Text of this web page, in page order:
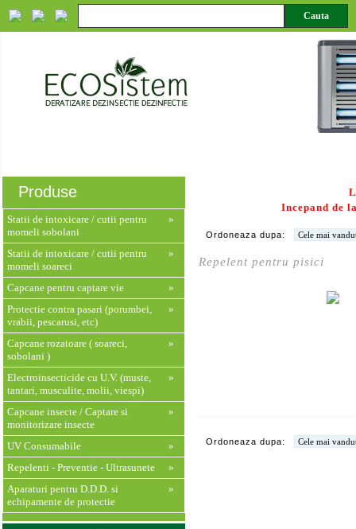
Produse
Statii de intoxicare / cutii pentru
momeli sobolani
»
Statii de intoxicare / cutii pentru
momeli soareci
»
Capcane pentru captare vie
»
Protectie contra pasari (porumbei,
vrabii, pescarusi, etc)
»
Capcane rozatoare ( soareci,
sobolani )
»
Electroinsecticide cu U.V. (muste,
tantari, musculite, molii, viespi)
»
Capcane insecte / Captare si
monitorizare insecte
»
UV Consumabile
»
Repelenti - Preventie - Ultrasunete
»
Aparaturi pentru D.D.D. si
echipamente de protectie
»
Incepand de
Ordoneaza dupa:
Repelent pentru pisici
Ordoneaza dupa: